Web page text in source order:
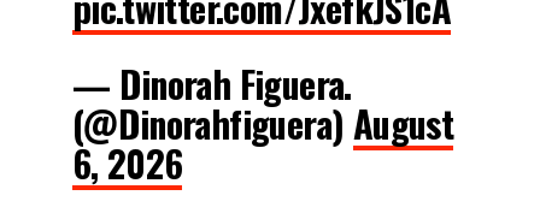
— Dinorah Figuera.
(@Dinorahfiguera) August
6, 2026